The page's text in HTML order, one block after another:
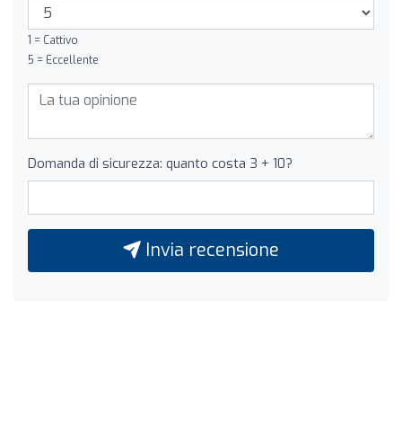
1 = Cattivo
5 = Eccellente
Domanda di sicurezza: quanto costa 3 + 10?
Invia recensione